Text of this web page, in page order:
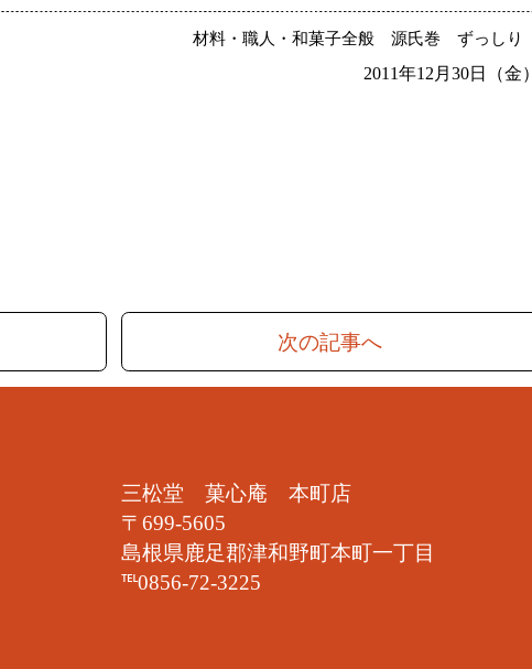
材料・職人・和菓子全般 源氏巻 ずっしり
2011年12月30日（金）
次の記事へ
三松堂 菓心庵 本町店
〒699-5605
島根県鹿足郡津和野町本町一丁目
℡0856-72-3225